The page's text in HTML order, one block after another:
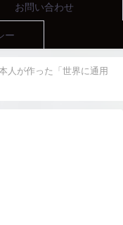
お問い合わせ
ー
人が作った「世界に通用